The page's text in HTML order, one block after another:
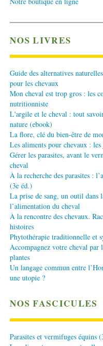
NOS LIVRES
Guide des alternatives
pour les chevaux
Mon cheval est trop gros : les
nutritionniste
L'argile et le cheval : tout
nature (ebook)
La flore, clé du bien-être de
Les aliments pour chevaux :
Gérer les parasites, avant le
cheval
À la recherche des parasites :
(3e éd.)
La prise de sang, un outil dans
l’alimentation du cheval
À la rencontre des chevaux.
histoires
Phytothérapie traditionnelle et
Accompagnez votre cheval par
plantes
Un langage commun entre
une utopie ?
NOS FASCICULES
Parasites et vermifuges équins